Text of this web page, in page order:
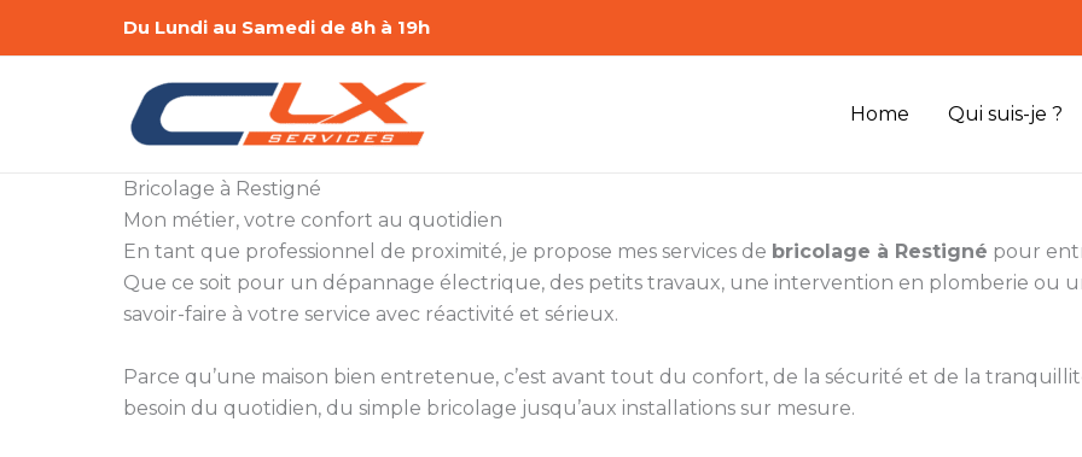
Du Lundi au Samedi de 8h à 19h
Home Qui suis-je ?
Bricolage à Restigné
Mon métier, votre confort au quotidien
En tant que professionnel de proximité, je propose mes services de bricolage à Restigné pour
Que ce soit pour un dépannage électrique, des petits travaux, une intervention en plomberie ou
savoir-faire à votre service avec réactivité et sérieux.
Parce qu’une maison bien entretenue, c’est avant tout du confort, de la sécurité et de la
besoin du quotidien, du simple bricolage jusqu’aux installations sur mesure.